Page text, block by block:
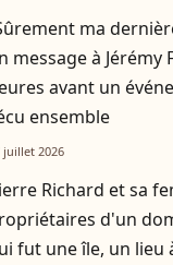
ma
message à Jérémy
avant un
ensemble
juillet 2026
Richard et sa
d'un
fut une île, un lieu